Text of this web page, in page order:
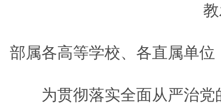
部属各高等学校、各直属单位
为贯彻落实全面从严治党